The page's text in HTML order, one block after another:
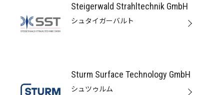
Steigerwald Strahltechnik GmbH
シュタイガーバルト
Sturm Surface Technology GmbH
シュツゥルム